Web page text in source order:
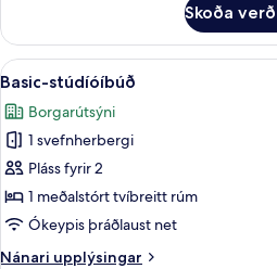
herbergi
1
tvíbreitt
rúm
Skoða
Skoða
allar
myndir
fyrir
Basic-
stúdíóíbúð
1
Basic-stúdíóíbúð
Borgarútsýni
1 svefnherbergi
Pláss fyrir 2
1 meðalstórt tvíbreitt rúm
Ókeypis þráðlaust net
Nánari upplýsingar
Nánari